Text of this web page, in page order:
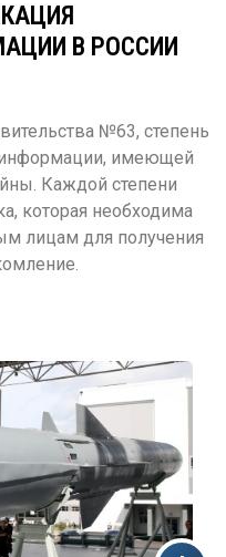
В РОССИИ
№63, степень
информации, имеющей
Каждой степени
которая необходима
лицам для получения